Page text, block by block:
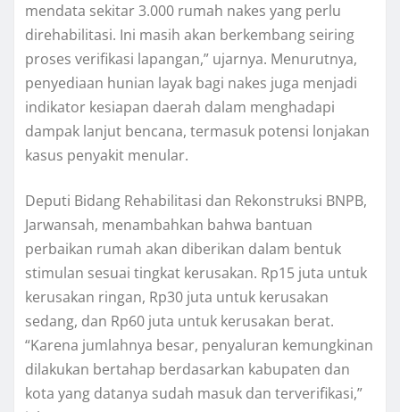
mendata sekitar 3.000 rumah nakes yang perlu
direhabilitasi. Ini masih akan berkembang seiring
proses verifikasi lapangan,” ujarnya. Menurutnya,
penyediaan hunian layak bagi nakes juga menjadi
indikator kesiapan daerah dalam menghadapi
dampak lanjut bencana, termasuk potensi lonjakan
kasus penyakit menular.
Deputi Bidang Rehabilitasi dan Rekonstruksi BNPB,
Jarwansah, menambahkan bahwa bantuan
perbaikan rumah akan diberikan dalam bentuk
stimulan sesuai tingkat kerusakan. Rp15 juta untuk
kerusakan ringan, Rp30 juta untuk kerusakan
sedang, dan Rp60 juta untuk kerusakan berat.
“Karena jumlahnya besar, penyaluran kemungkinan
dilakukan bertahap berdasarkan kabupaten dan
kota yang datanya sudah masuk dan terverifikasi,”